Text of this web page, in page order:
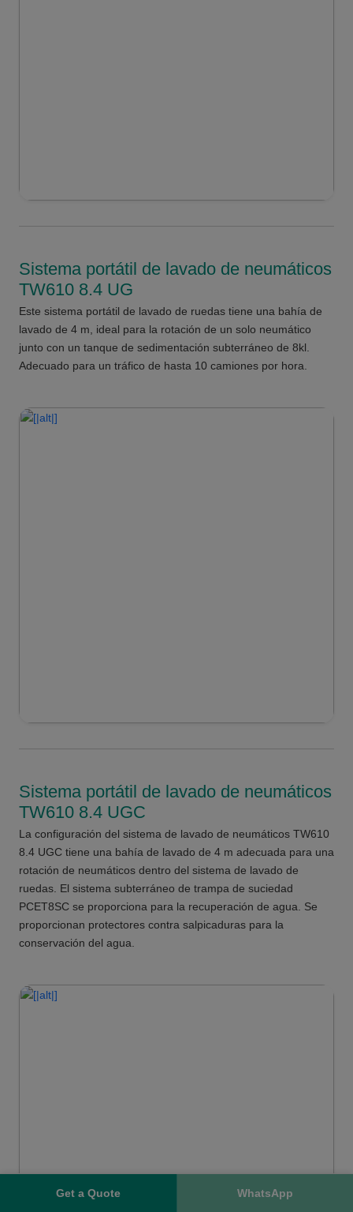
Sistema portátil de lavado de neumáticos
TW610 8.4 UG
Este sistema portátil de lavado de ruedas tiene una bahía de
lavado de 4 m, ideal para la rotación de un solo neumático
junto con un tanque de sedimentación subterráneo de 8kl.
Adecuado para un tráfico de hasta 10 camiones por hora.
Sistema portátil de lavado de neumáticos
TW610 8.4 UGC
La configuración del sistema de lavado de neumáticos TW610
8.4 UGC tiene una bahía de lavado de 4 m adecuada para una
rotación de neumáticos dentro del sistema de lavado de
ruedas. El sistema subterráneo de trampa de suciedad
PCET8SC se proporciona para la recuperación de agua. Se
proporcionan protectores contra salpicaduras para la
conservación del agua.
Get a Quote WhatsApp